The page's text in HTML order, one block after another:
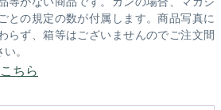
との規定の数が付属します。商品写真に
らず、箱等はございませんのでご注文間
。
ちら